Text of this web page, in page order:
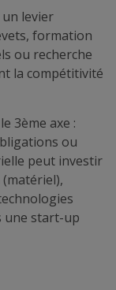
levier
formation
ou recherche
la compétitivité
3ème axe :
ou
peut investir
une start-up